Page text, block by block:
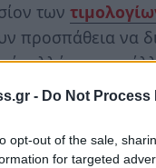
- Do Not
opt-out of the sale,
for targeted
των
προσπάθεια να
αλλά και
10,65 λεπτά/
έως 500